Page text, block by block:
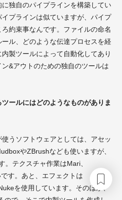
に独自のパイプラインを構築してい
プラインは似ていますが、パイプ
約束事なんです。ファイルの命名
ル、どのような伝達プロセスを経
製ツールによって自動化してあり
&アウトのための独自のツールは
ールにはどのようなものがありま
使うソフトウェアとしては、アセッ
やZBrushなども使いますが、
。テクスチャ作業はMari、
す。あと、エフェクトは
を使用しています。そのほか、